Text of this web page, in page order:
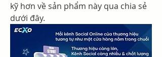
kỹ hơn về sản phẩm này qua chia sẻ
dưới đây.